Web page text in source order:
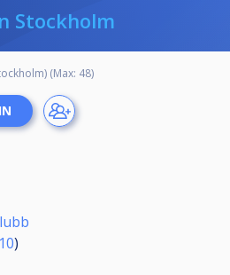
Stockholm
(Max: 48)
)